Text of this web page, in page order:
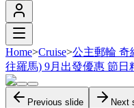
Home>Cruise>公主郵輪 奇
往羅馬) 9月出發優惠 節日
Previous slide Next